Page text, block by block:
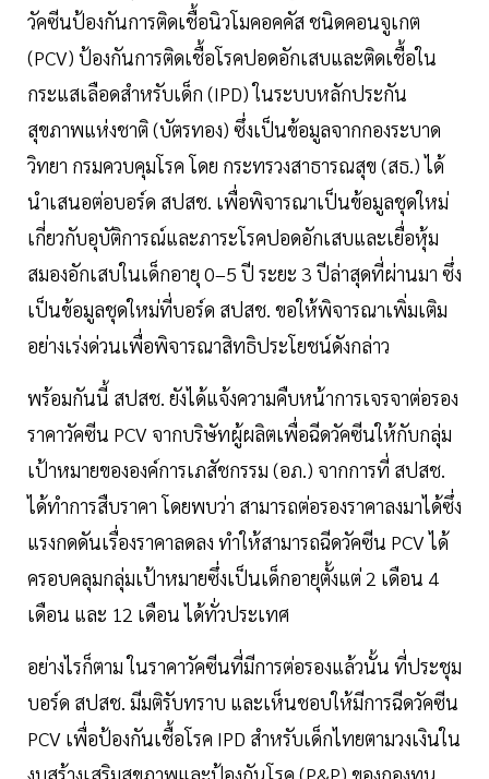
วัคซีนป้องกันการติดเชื้อนิวโมคอคคัส ชนิดคอนจูเกต
(PCV) ป้องกันการติดเชื้อโรคปอดอักเสบและติดเชื้อใน
กระแสเลือดสำหรับเด็ก (IPD) ในระบบหลักประกัน
สุขภาพแห่งชาติ (บัตรทอง) ซึ่งเป็นข้อมูลจากกองระบาด
วิทยา กรมควบคุมโรค โดย กระทรวงสาธารณสุข (สธ.) ได้
นำเสนอต่อบอร์ด สปสช. เพื่อพิจารณาเป็นข้อมูลชุดใหม่
เกี่ยวกับอุบัติการณ์และภาระโรคปอดอักเสบและเยื่อหุ้ม
สมองอักเสบในเด็กอายุ 0–5 ปี ระยะ 3 ปีล่าสุดที่ผ่านมา ซึ่ง
เป็นข้อมูลชุดใหม่ที่บอร์ด สปสช. ขอให้พิจารณาเพิ่มเติม
อย่างเร่งด่วนเพื่อพิจารณาสิทธิประโยชน์ดังกล่าว
พร้อมกันนี้ สปสช. ยังได้แจ้งความคืบหน้าการเจรจาต่อรอง
ราคาวัคซีน PCV จากบริษัทผู้ผลิตเพื่อฉีดวัคซีนให้กับกลุ่ม
เป้าหมายขององค์การเภสัชกรรม (อภ.) จากการที่ สปสช.
ได้ทำการสืบราคา โดยพบว่า สามารถต่อรองราคาลงมาได้ซึ่ง
แรงกดดันเรื่องราคาลดลง ทำให้สามารถฉีดวัคซีน PCV ได้
ครอบคลุมกลุ่มเป้าหมายซึ่งเป็นเด็กอายุตั้งแต่ 2 เดือน 4
เดือน และ 12 เดือน ได้ทั่วประเทศ
อย่างไรก็ตาม ในราคาวัคซีนที่มีการต่อรองแล้วนั้น ที่ประชุม
บอร์ด สปสช. มีมติรับทราบ และเห็นชอบให้มีการฉีดวัคซีน
PCV เพื่อป้องกันเชื้อโรค IPD สำหรับเด็กไทยตามวงเงินใน